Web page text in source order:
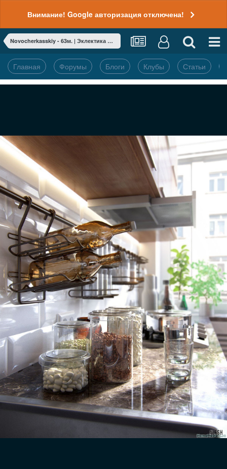
Внимание! Google авторизация отключена!
Novocherkasskiy - 63м. | Эклектика в старом фонде
Главная Форумы Блоги Клубы Статьи